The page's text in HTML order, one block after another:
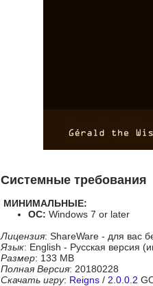
Системные требования
МИНИМАЛЬНЫЕ:
ОС: Windows 7 or later
Лицензия: ShareWare - для вас
Язык: English - Русская версия
Размер: 133 MB
Полная Версия: 20180228
Скачать игру: Reigns / 2.0.0.2